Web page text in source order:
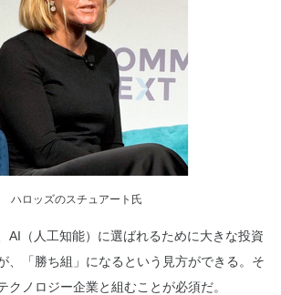
ハロッズのスチュアート氏
AI（人工知能）に選ばれるために大きな投資
、「勝ち組」になるという見方ができる。そ
クノロジー企業と組むことが必須だ。